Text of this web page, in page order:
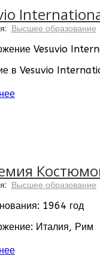
Высшее образование
Vesuvio
в Vesuvio
а студенты
Высшее образование
1964 год
Италия, Рим
Костюмов и Моды
– помочь